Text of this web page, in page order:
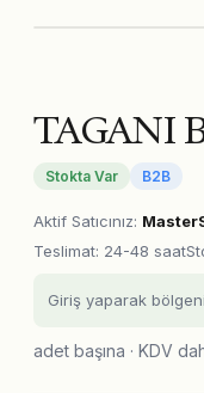
TAGANI
Stokta Var B2B
Aktif Satıcınız:
Teslimat: 24-48 saat
Giriş yaparak
adet başına · KDV